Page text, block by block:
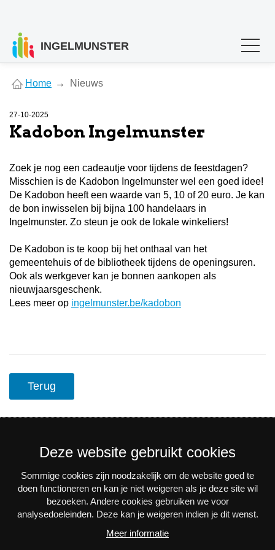
INGELMUNSTER
are
Home Nieuws
27-10-2025
Kadobon Ingelmunster
Zoek je nog een cadeautje voor tijdens de feestdagen?
Misschien is de Kadobon Ingelmunster wel een goed idee!
De Kadobon heeft een waarde van 5, 10 of 20 euro. Je kan
de bon inwisselen bij bijna 100 handelaars in
Ingelmunster. Zo steun je ook de lokale winkeliers!
De Kadobon is te koop bij het onthaal van het
gemeentehuis of de bibliotheek tijdens de openingsuren.
Ook als werkgever kan je bonnen aankopen als
nieuwjaarsgeschenk.
Lees meer op ingelmunster.be/kadobon
Terug
Nieuwsbrief
Via e-mail op de hoogte blijven van alle nieuws en
activiteiten? Schrijf je in voor onze interessante
nieuwsbrieven!
Deze website gebruikt cookies
Sommige cookies zijn noodzakelijk om de website goed te
doen functioneren en kan je niet weigeren als je deze site wil
bezoeken. Andere cookies gebruiken we voor
analysedoeleinden. Deze kan je weigeren indien je dit wenst.
Meer informatie